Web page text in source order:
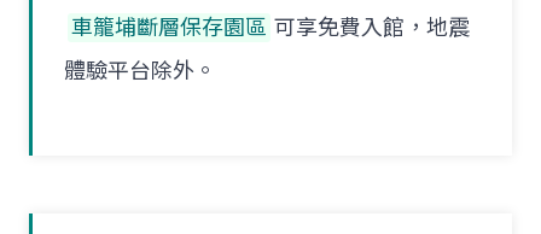
車籠埔斷層保存園區 可享免費入館，地震
體驗平台除外。